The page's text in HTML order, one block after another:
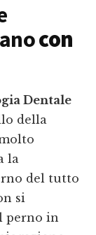
con
Dentale
della
la
del tutto
si
perno in